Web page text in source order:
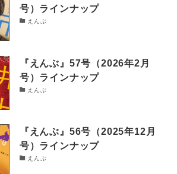
号）ラインナップ
えんぶ
『えんぶ』57号（2026年2月
号）ラインナップ
えんぶ
『えんぶ』56号（2025年12月
号）ラインナップ
えんぶ